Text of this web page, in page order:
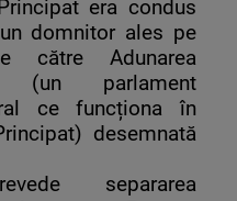
era condus
domnitor ales pe
către Adunarea
(un parlament
ce funcționa în
desemnată
separarea